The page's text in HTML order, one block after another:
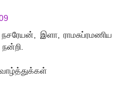
இளா, ராமசுப்ரமணிய